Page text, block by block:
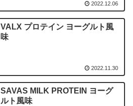
2022.12.06
VALX プロテイン ヨーグルト風
味
2022.11.30
SAVAS MILK PROTEIN ヨーグ
ルト風味